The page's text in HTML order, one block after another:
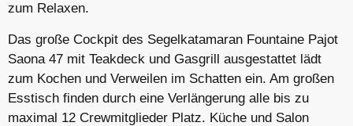
zum Relaxen.
Das große Cockpit des Segelkatamaran Fountaine Pajot
Saona 47 mit Teakdeck und Gasgrill ausgestattet lädt
zum Kochen und Verweilen im Schatten ein. Am großen
Esstisch finden durch eine Verlängerung alle bis zu
maximal 12 Crewmitglieder Platz. Küche und Salon